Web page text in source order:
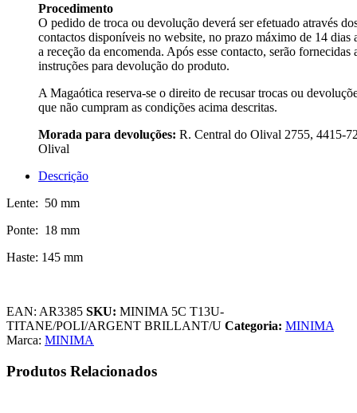
Procedimento
O pedido de troca ou devolução deverá ser efetuado através
contactos disponíveis no website, no prazo máximo de 14 dias
a receção da encomenda. Após esse contacto, serão fornecidas
instruções para devolução do produto.
A Magaótica reserva-se o direito de recusar trocas ou
que não cumpram as condições acima descritas.
Morada para devoluções: R. Central do Olival 2755, 4415-
Olival
Descrição
Lente: 50 mm
Ponte: 18 mm
Haste: 145 mm
EAN: AR3385 SKU: MINIMA 5C T13U-
TITANE/POLI/ARGENT BRILLANT/U Categoria: MINIMA
Marca: MINIMA
Produtos Relacionados